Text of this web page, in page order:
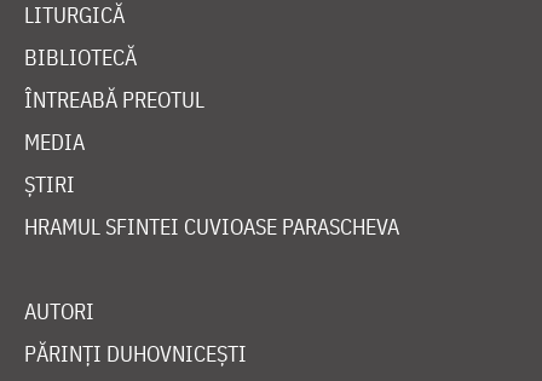
LITURGICĂ
BIBLIOTECĂ
ÎNTREABĂ PREOTUL
MEDIA
ȘTIRI
HRAMUL SFINTEI CUVIOASE PARASCHEVA
AUTORI
PĂRINȚI DUHOVNICEȘTI